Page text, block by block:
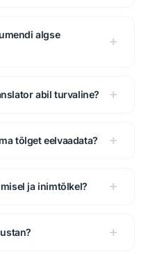
algse
abil turvaline?
tõlget eelvaadata?
ja inimtõlkel?